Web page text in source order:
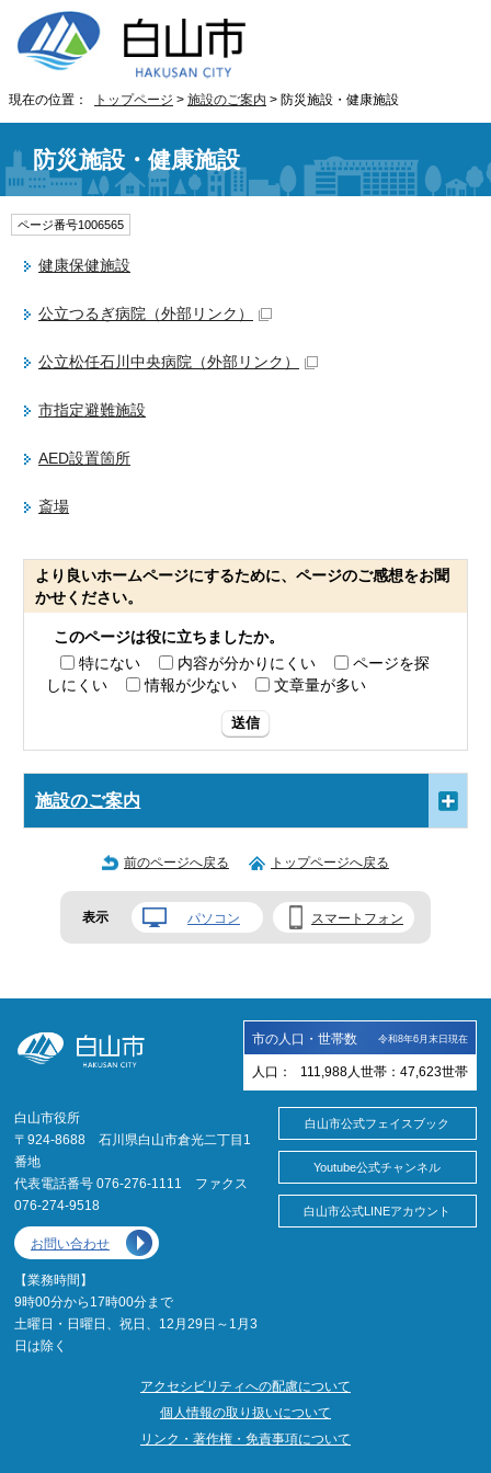
現在の位置： トップページ > 施設のご案内 > 防災施設・健康施設
防災施設・健康施設
ページ番号1006565
健康保健施設
公立つるぎ病院 （外部リンク）
公立松任石川中央病院 （外部リンク）
市指定避難施設
AED設置箇所
斎場
より良いホームページにするために、ページのご感想をお聞
かせください。
このページは役に立ちましたか。
特にない
内容が分かりにくい
ページを探
しにくい
情報が少ない 文章量が多い
送信
施設のご案内
前のページへ戻る トップページへ戻る
表示 パソコン スマートフォン
市の人口・世帯数 令和8年6月末日現在
人口： 111,988 人 世帯： 47,623世帯
白山市役所
〒924-8688 石川県白山市倉光二丁目1
番地
代表電話番号 076-276-1111 ファクス
076-274-9518
お問い合わせ
【業務時間】
9時00分から17時00分まで
土曜日・日曜日、祝日、12月29日～1月3
日は除く
白山市公式フェイスブック
Youtube公式チャンネル
白山市公式LINEアカウント
アクセシビリティへの配慮について
個人情報の取り扱いについて
リンク・著作権・免責事項について